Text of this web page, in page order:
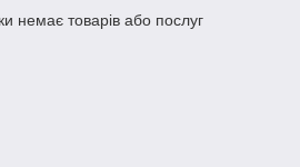
немає товарів або послуг